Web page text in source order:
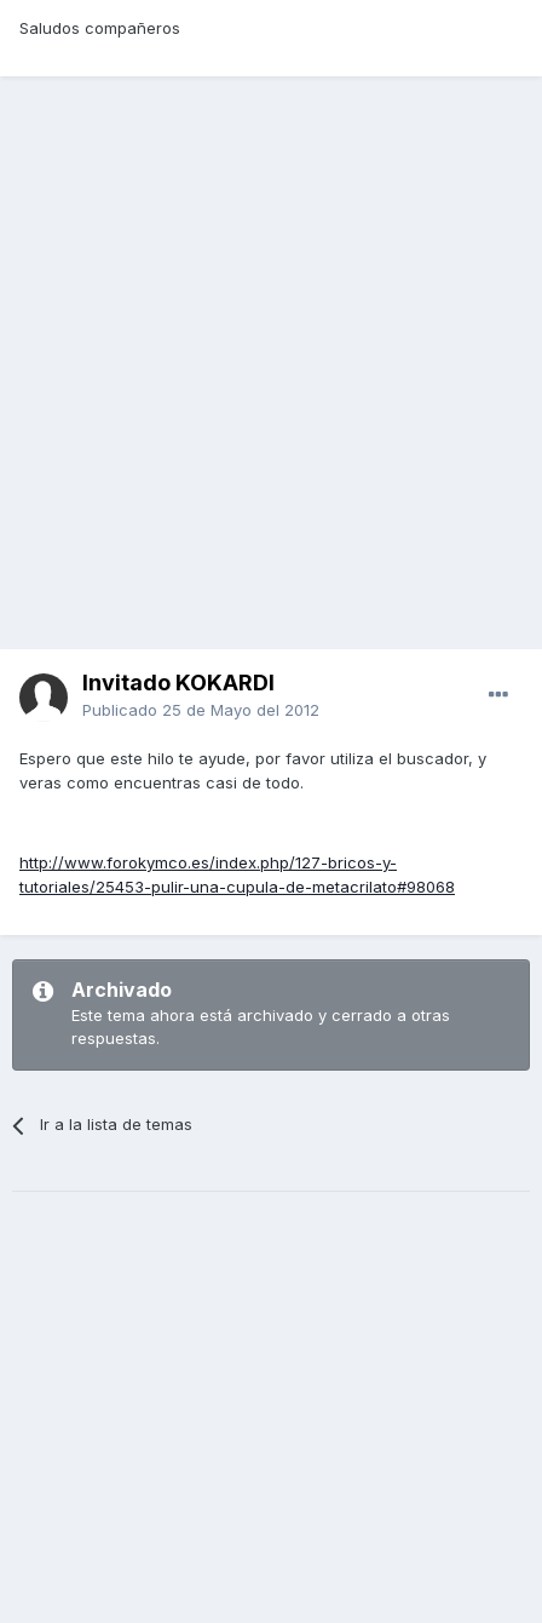
Saludos compañeros
Invitado KOKARDI
Publicado 25 de Mayo del 2012
Espero que este hilo te ayude, por favor utiliza el buscador, y
veras como encuentras casi de todo.
http://www.forokymco.es/index.php/127-bricos-y-
tutoriales/25453-pulir-una-cupula-de-metacrilato#98068
Archivado
Este tema ahora está archivado y cerrado a otras
respuestas.
Ir a la lista de temas